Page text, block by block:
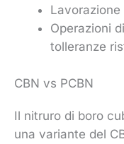
Operazioni
tolleranze
CBN vs PCBN
Il nitruro di boro
una variante del